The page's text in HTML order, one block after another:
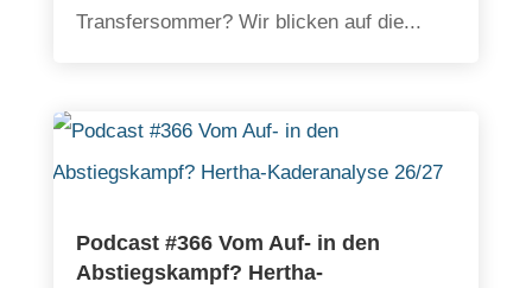
Transfersommer? Wir blicken auf die...
Podcast #366 Vom Auf- in den
Abstiegskampf? Hertha-